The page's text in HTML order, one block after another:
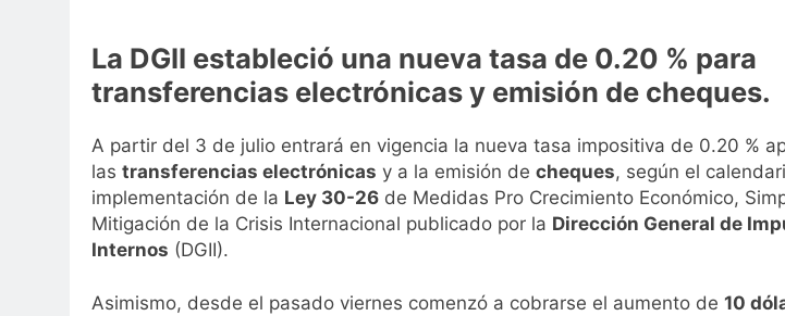
Embajada dominicana en Francia y Banreservas
4 Días Ago
Gobierno da continuidad al proyecto Azua II – Pueblo
4 Días Ago
La DGII estableció una nueva tasa de 0.20 % para
transferencias electrónicas y emisión de cheques.
A partir del 3 de julio entrará en vigencia la nueva tasa impositiva de 0.20 %
las transferencias electrónicas y a la emisión de cheques, según el
implementación de la Ley 30-26 de Medidas Pro Crecimiento Económico,
Mitigación de la Crisis Internacional publicado por la Dirección General de
Internos (DGII).
Asimismo, desde el pasado viernes comenzó a cobrarse el aumento de 10